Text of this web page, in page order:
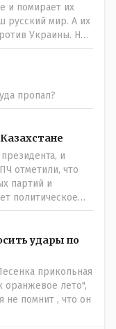
и помирает их
русский мир. А их
Украины. Но
и таджики,
татарина
пропал?
и
отметили, что
партий и
политическое
както по другому?
венгрии
и еще в сми
венграм хотя он
во власть.
базы под
ирану, тут же
поперли а
решили на
удары по
прикольная
оранжевое лето",
не помнит , что он